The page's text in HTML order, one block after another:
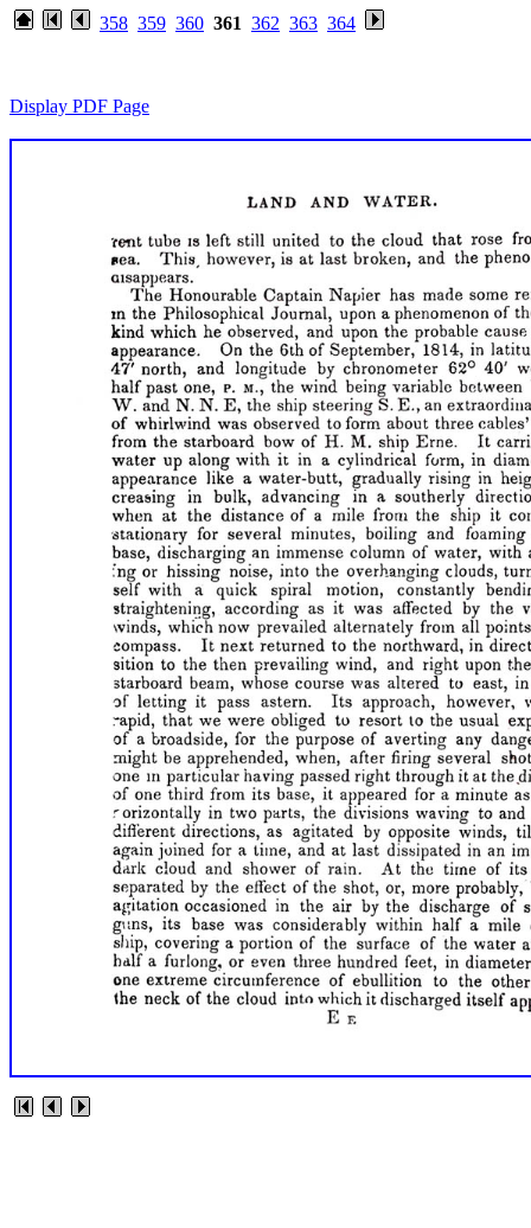
358 359 360 361 362 363 364
Display PDF Page